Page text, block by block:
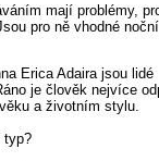
mají problémy,
pro ně vhodné
Erica Adaira jsou lidé
je člověk nejvíce
a životním stylu.
typ?